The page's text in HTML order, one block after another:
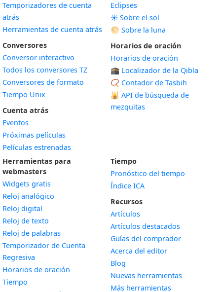
Temporizadores de cuenta
atrás
Herramientas de cuenta atrás
Conversores
Conversor interactivo
Todos los conversores TZ
Conversores de formato
Tiempo Unix
Cuenta atrás
Eventos
Próximas películas
Películas estrenadas
Eclipses
☀️ Sobre el sol
🌕 Sobre la luna
Horarios de oración
Horarios de oración
🕋 Localizador de la Qibla
📿 Contador de Tasbih
🕌 API de búsqueda de
mezquitas
Herramientas para
webmasters
Widgets gratis
Reloj analógico
Reloj digital
Reloj de texto
Reloj de palabras
Temporizador de Cuenta
Regresiva
Horarios de oración
Tiempo
Tiempo
Pronóstico del tiempo
Índice ICA
Recursos
Artículos
Artículos destacados
Guías del comprador
Acerca del editor
Blog
Nuevas herramientas
Más herramientas